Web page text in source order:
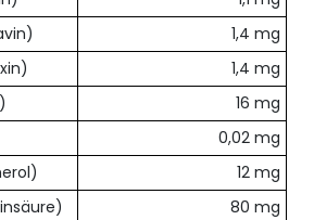
1,4 mg
1,4 mg
16 mg
0,02 mg
12 mg
80 mg